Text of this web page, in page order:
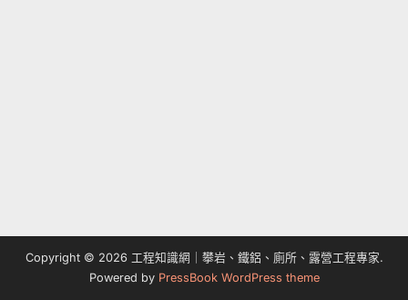
Copyright © 2026 工程知識網｜攀岩、鐵鋁、廁所、露營工程專家.
Powered by PressBook WordPress theme